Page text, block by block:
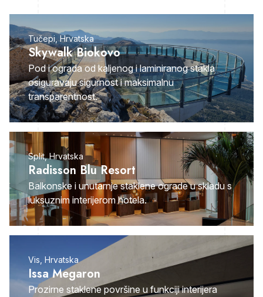
Tučepi, Hrvatska
Skywalk Biokovo
Pod i ograda od kaljenog i laminiranog stakla
osiguravaju sigurnost i maksimalnu
transparentnost.
Split, Hrvatska
Radisson Blu Resort
Balkonske i unutarnje staklene ograde u skladu s
luksuznim interijerom hotela.
Vis, Hrvatska
Issa Megaron
Prozirne staklene površine u funkciji interijera